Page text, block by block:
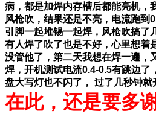
病，都是加焊内存槽后都能亮机，
风枪吹，结果还是不亮，电流跑到
引脚一起堆锡一起焊，风枪吹搞了
有人焊了吹了也是不好，心里想着
没管他了，第二天我想在焊一遍，
焊，开机测试电流0.4-0.5有跳边了
盘大写灯也不闪了， 过了几秒钟就
在此，还是要多